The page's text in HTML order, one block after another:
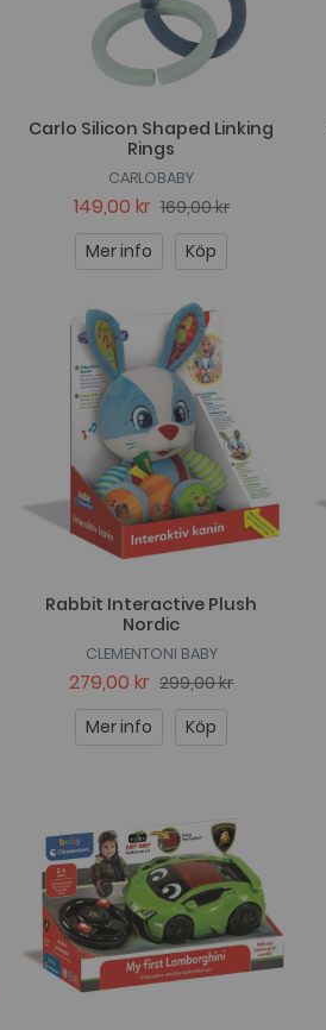
Carlo Silicon Shaped Linking
Rings
CARLOBABY
149,00 kr 169,00 kr
Mer info
Köp
Rabbit Interactive Plush
Nordic
CLEMENTONI BABY
279,00 kr 299,00 kr
Mer info
Köp